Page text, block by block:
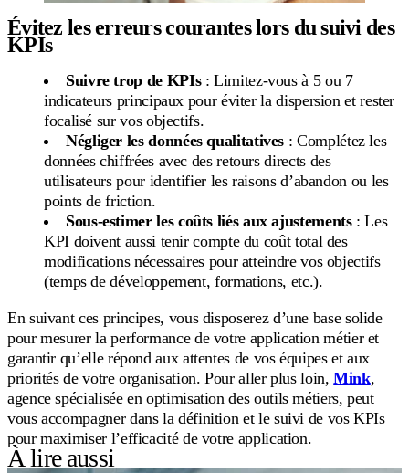
Évitez les erreurs courantes lors du suivi des
KPIs
Suivre trop de KPIs: Limitez-vous à 5 ou 7
indicateurs principaux pour éviter la dispersion et rester
focalisé sur vos objectifs.
Négliger les données qualitatives : Complétez les
données chiffrées avec des retours directs des
utilisateurs pour identifier les raisons d’abandon ou les
points de friction.
Sous-estimer les coûts liés aux ajustements: Les
KPI doivent aussi tenir compte du coût total des
modifications nécessaires pour atteindre vos objectifs
(temps de développement, formations, etc.).
En suivant ces principes, vous disposerez d’une base solide
pour mesurer la performance de votre application métier et
garantir qu’elle répond aux attentes de vos équipes et aux
priorités de votre organisation. Pour aller plus loin,Mink,
agence spécialisée en optimisation des outils métiers, peut
vous accompagner dans la définition et le suivi de vos KPIs
pour maximiser l’efficacité de votre application.
À lire aussi